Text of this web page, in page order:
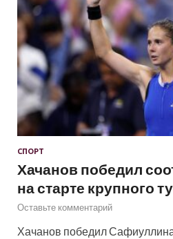
СПОРТ
Хачанов победил
на старте крупного
Оставьте комментарий
Хачанов победил Сафиуллина